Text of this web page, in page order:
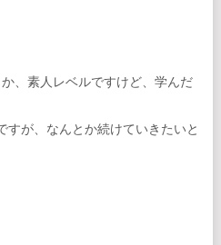
、素人レベルですけど、学んだ
すが、なんとか続けていきたいと